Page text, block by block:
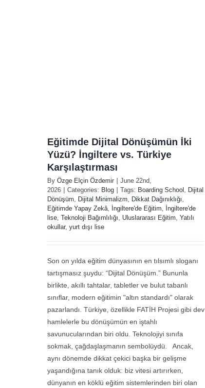
Eğitimde Dijital Dönüşümün İki
Yüzü? İngiltere vs. Türkiye
Karşılaştırması
By Özge Elçin Özdemir
June 22nd,
2026
Categories: Blog Tags: Boarding School , Dijital
Dönüşüm, Dijital Minimalizm, Dikkat Dağınıklığı,
Eğitimde Yapay Zekâ, İngiltere'de Eğitim, İngiltere'de
lise, Teknoloji Bağımlılığı, Uluslararası Eğitim, Yatılı
okullar, yurt dışı lise
Son on yılda eğitim dünyasının en tılsımlı sloganı
tartışmasız şuydu: “Dijital Dönüşüm.” Bununla
birlikte, akıllı tahtalar, tabletler ve bulut tabanlı
sınıflar, modern eğitimin "altın standardı" olarak
pazarlandı. Türkiye, özellikle FATİH Projesi gibi dev
hamlelerle bu dönüşümün en iştahlı
savunucularından biri oldu. Teknolojiyi sınıfa
sokmak, çağdaşlaşmanın sembolüydü. Ancak,
aynı dönemde dikkat çekici başka bir gelişme
yaşandığına tanık olduk: biz vitesi artırırken,
dünyanın en köklü eğitim sistemlerinden biri olan